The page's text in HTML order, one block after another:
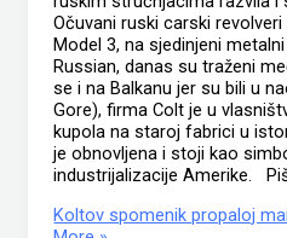
Očuvani ruski carski
Model 3, na sjedinjeni
Russian, danas su traženi
se i na Balkanu jer su bili u
Gore), firma Colt je u
kupola na staroj fabrici u
je obnovljena i stoji kao
industrijalizacije Amerike.
Koltov spomenik propaloj